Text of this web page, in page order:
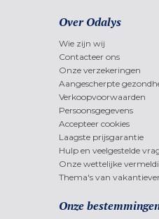
Over Odalys
Wie zijn wij
Contacteer ons
Onze verzekeringen
Aangescherpte
Verkoopvoorwaarden
Persoonsgegevens
Accepteer cookies
Laagste prijsgarantie
Hulp en veelgestelde
Onze wettelijke
Thema's van
Onze